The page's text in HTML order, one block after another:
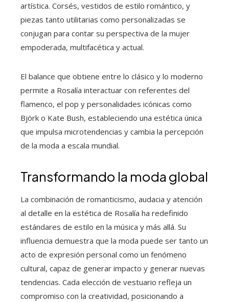
artística. Corsés, vestidos de estilo romántico, y
piezas tanto utilitarias como personalizadas se
conjugan para contar su perspectiva de la mujer
empoderada, multifacética y actual.
El balance que obtiene entre lo clásico y lo moderno
permite a Rosalía interactuar con referentes del
flamenco, el pop y personalidades icónicas como
Björk o Kate Bush, estableciendo una estética única
que impulsa microtendencias y cambia la percepción
de la moda a escala mundial.
Transformando la moda global
La combinación de romanticismo, audacia y atención
al detalle en la estética de Rosalía ha redefinido
estándares de estilo en la música y más allá. Su
influencia demuestra que la moda puede ser tanto un
acto de expresión personal como un fenómeno
cultural, capaz de generar impacto y generar nuevas
tendencias. Cada elección de vestuario refleja un
compromiso con la creatividad, posicionando a